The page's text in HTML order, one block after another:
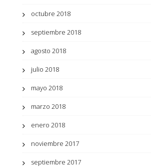
octubre 2018
septiembre 2018
agosto 2018
julio 2018
mayo 2018
marzo 2018
enero 2018
noviembre 2017
septiembre 2017